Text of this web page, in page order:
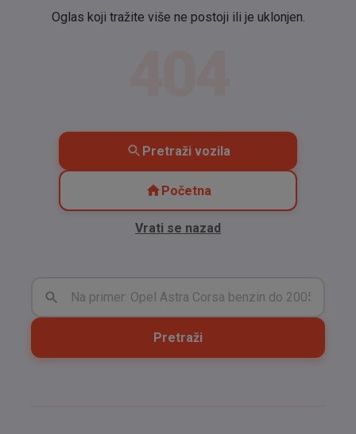
Oglas koji tražite više ne postoji ili je uklonjen.
Pretraži vozila
Početna
Vrati se nazad
Pretraži